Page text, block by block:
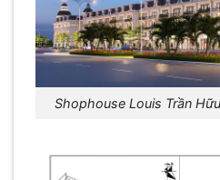
Shophouse Louis Trần